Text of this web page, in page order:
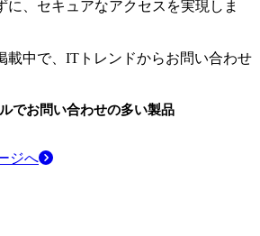
に、セキュアなアクセスを実現しま
載中で、ITトレンドからお問い合わせ
でお問い合わせの多い製品
ジへ